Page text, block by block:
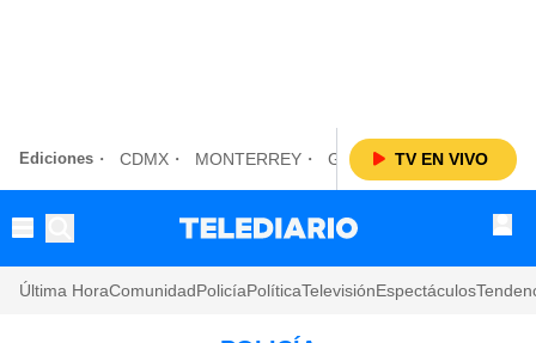
Ediciones CDMX MONTERREY GUADALAJARATV EN VIVO
Última HoraComunidadPolicíaPolíticaTelevisiónEspectáculos